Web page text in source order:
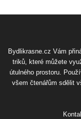
Bydlikrasne.cz Vám
triků, které můžete
útulného prostoru.
všem čtenářům sdělit